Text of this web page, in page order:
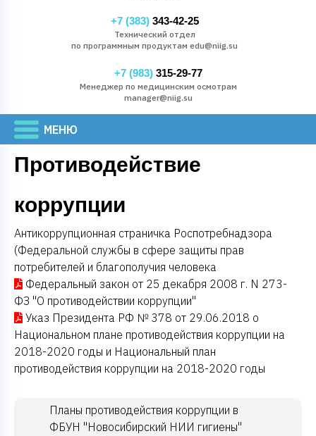
+7 (383)343-42-25
Технический отдел
по программным продуктам edu@niig.su
+7 (983)315-29-77
Менеджер по медицинским осмотрам
manager@niig.su
Противодействие
коррупции
Антикоррупционная страничка Роспотребнадзора
(Федеральной службы в сфере защиты прав
потребителей и благополучия человека
Федеральный закон от 25 декабря 2008 г. N 273-
ФЗ "О противодействии коррупции"
Указ Президента РФ № 378 от 29.06.2018 о
Национальном плане противодействия коррупции на
2018-2020 годы и Национальный план
противодействия коррупции на 2018-2020 годы
Планы противодействия коррупции в
ФБУН "Новосибирский НИИ гигиены"